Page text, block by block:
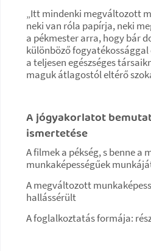
„Itt mindenki megváltozott
neki van róla papírja, neki
a pékmester arra, hogy bár
különböző
a teljesen egészséges
maguk átlagostól eltérő
A jógyakorlatot
ismertetése
A filmek a pékség, s benne a
munkaképességűek
A megváltozott
hallássérült
A foglalkoztatás formája: